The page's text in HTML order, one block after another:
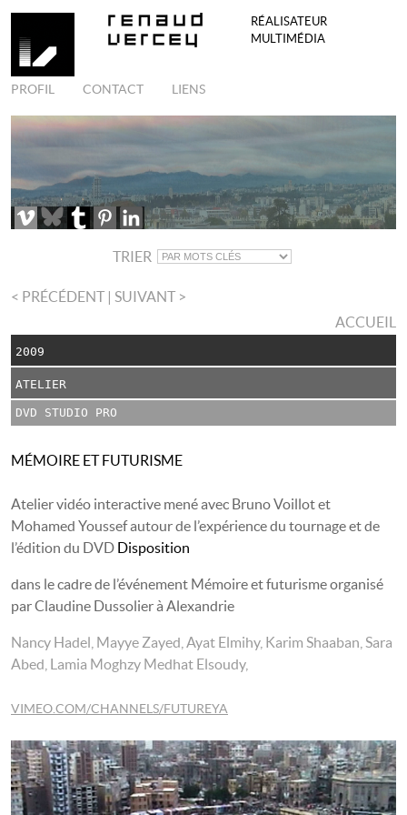
RÉALISATEUR
MULTIMÉDIA
PROFIL CONTACT LIENS
TRIER
< PRÉCÉDENT | SUIVANT >
ACCUEIL
2009
ATELIER
DVD STUDIO PRO
MÉMOIRE ET FUTURISME
Atelier vidéo interactive mené avec Bruno Voillot et
Mohamed Youssef autour de l’expérience du tournage et de
l’édition du DVD Disposition
dans le cadre de l’événement Mémoire et futurisme organisé
par Claudine Dussolier à Alexandrie
Nancy Hadel, Mayye Zayed, Ayat Elmihy, Karim Shaaban, Sara
Abed, Lamia Moghzy Medhat Elsoudy,
VIMEO.COM/CHANNELS/FUTUREYA